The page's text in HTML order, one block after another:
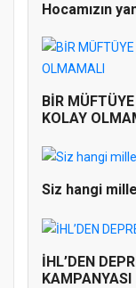
Hocamızın
BİR
KOLAY
Siz hangi
İHL’DEN
KAMPANYASI